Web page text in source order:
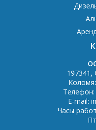
197341 ,
Телефон:
E-mail:
Часы